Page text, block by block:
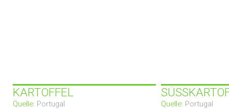
KARTOFFEL
Quelle: Portugal Quelle: Portugal